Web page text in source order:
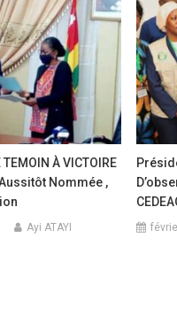
TEMOIN À VICTOIRE
Aussitôt Nommée ,
Ayi ATAYI